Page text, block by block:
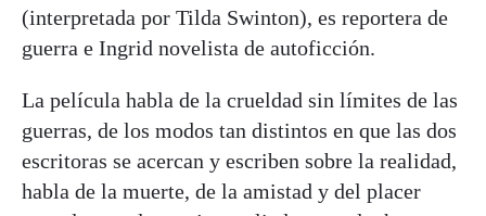
(interpretada por Tilda Swinton), es reportera de
guerra e Ingrid novelista de autoficción.
La película habla de la crueldad sin límites de las
guerras, de los modos tan distintos en que las dos
escritoras se acercan y escriben sobre la realidad,
habla de la muerte, de la amistad y del placer